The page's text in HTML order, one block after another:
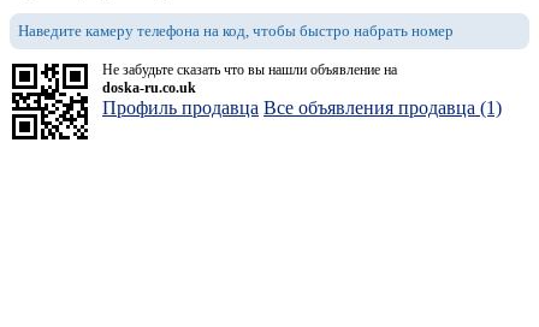
Наведите камеру телефона на код, чтобы быстро набрать номер
Не забудьте сказать что вы нашли объявление на
doska-ru.co.uk
Профиль продавца Все объявления продавца (1)